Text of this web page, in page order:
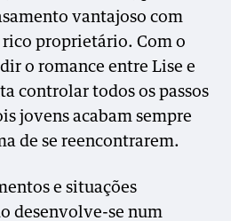
vantajoso com
proprietário. Com o
o romance entre Lise e
controlar todos os passos
jovens acabam sempre
de se reencontrarem.
e situações
desenvolve-se num